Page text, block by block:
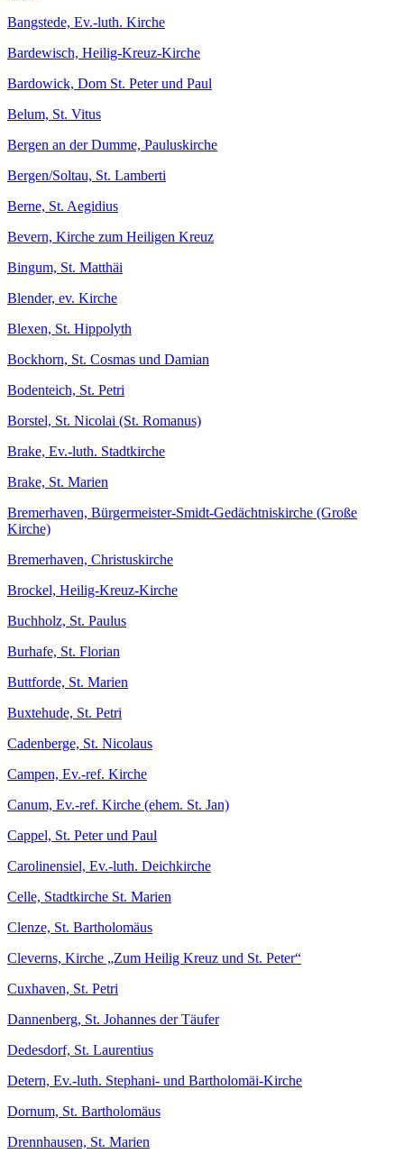
Bangstede, Ev.-luth. Kirche
Bardewisch, Heilig-Kreuz-Kirche
Bardowick, Dom St. Peter und Paul
Belum, St. Vitus
Bergen an der Dumme, Pauluskirche
Bergen/Soltau, St. Lamberti
Berne, St. Aegidius
Bevern, Kirche zum Heiligen Kreuz
Bingum, St. Matthäi
Blender, ev. Kirche
Blexen, St. Hippolyth
Bockhorn, St. Cosmas und Damian
Bodenteich, St. Petri
Borstel, St. Nicolai (St. Romanus)
Brake, Ev.-luth. Stadtkirche
Brake, St. Marien
Bremerhaven, Bürgermeister-Smidt-Gedächtniskirche (Große
Kirche)
Bremerhaven, Christuskirche
Brockel, Heilig-Kreuz-Kirche
Buchholz, St. Paulus
Burhafe, St. Florian
Buttforde, St. Marien
Buxtehude, St. Petri
Cadenberge, St. Nicolaus
Campen, Ev.-ref. Kirche
Canum, Ev.-ref. Kirche (ehem. St. Jan)
Cappel, St. Peter und Paul
Carolinensiel, Ev.-luth. Deichkirche
Celle, Stadtkirche St. Marien
Clenze, St. Bartholomäus
Cleverns, Kirche „Zum Heilig Kreuz und St. Peter“
Cuxhaven, St. Petri
Dannenberg, St. Johannes der Täufer
Dedesdorf, St. Laurentius
Detern, Ev.-luth. Stephani- und Bartholomäi-Kirche
Dornum, St. Bartholomäus
Drennhausen, St. Marien